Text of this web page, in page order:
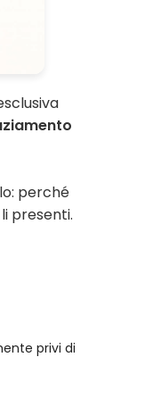
perché
presenti.
privi di